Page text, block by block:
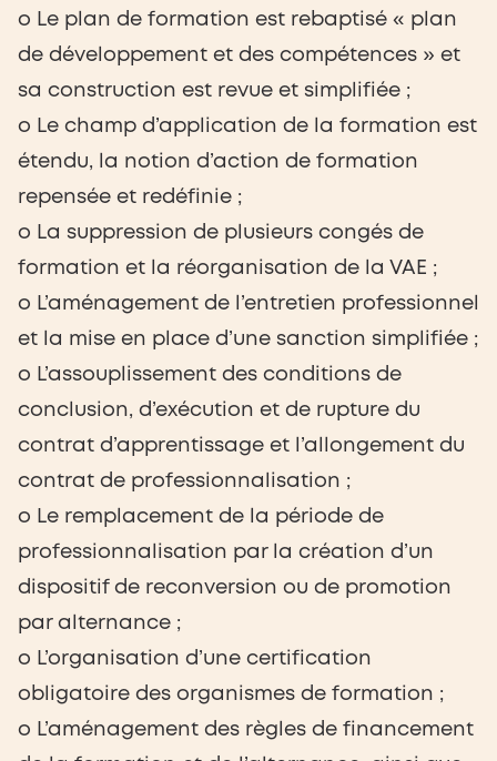
o Le plan de formation est rebaptisé « plan
de développement et des compétences » et
sa construction est revue et simplifiée ;
o Le champ d’application de la formation est
étendu, la notion d’action de formation
repensée et redéfinie ;
o La suppression de plusieurs congés de
formation et la réorganisation de la VAE ;
o L’aménagement de l’entretien professionnel
et la mise en place d’une sanction simplifiée ;
o L’assouplissement des conditions de
conclusion, d’exécution et de rupture du
contrat d’apprentissage et l’allongement du
contrat de professionnalisation ;
o Le remplacement de la période de
professionnalisation par la création d’un
dispositif de reconversion ou de promotion
par alternance ;
o L’organisation d’une certification
obligatoire des organismes de formation ;
o L’aménagement des règles de financement